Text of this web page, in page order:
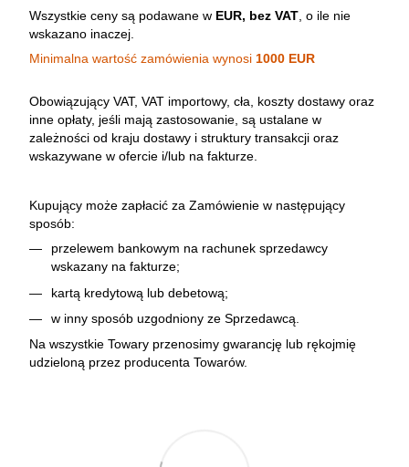
Wszystkie ceny są podawane w EUR, bez VAT , o ile nie
wskazano inaczej.
Minimalna wartość zamówienia wynosi 1000 EUR
Obowiązujący VAT, VAT importowy, cła, koszty dostawy oraz
inne opłaty, jeśli mają zastosowanie, są ustalane w
zależności od kraju dostawy i struktury transakcji oraz
wskazywane w ofercie i/lub na fakturze.
Kupujący może zapłacić za Zamówienie w następujący
sposób:
przelewem bankowym na rachunek sprzedawcy
wskazany na fakturze;
kartą kredytową lub debetową;
w inny sposób uzgodniony ze Sprzedawcą.
Na wszystkie Towary przenosimy gwarancję lub rękojmię
udzieloną przez producenta Towarów.